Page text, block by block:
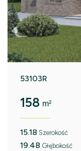
53103R
158 m²
15.18 Szerokość
19.48 Głębokość